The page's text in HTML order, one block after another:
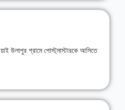
উলাপুর গ্রামে পোস্ট্‌মাস্টারকে আসিতে